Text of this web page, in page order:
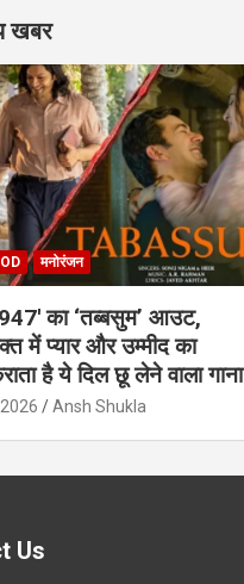
खबर
मनोरंजन
का ‘तब्बसुम’ आउट,
में प्यार और उम्मीद का
है ये दिल छू लेने वाला गाना
Ansh Shukla
Us